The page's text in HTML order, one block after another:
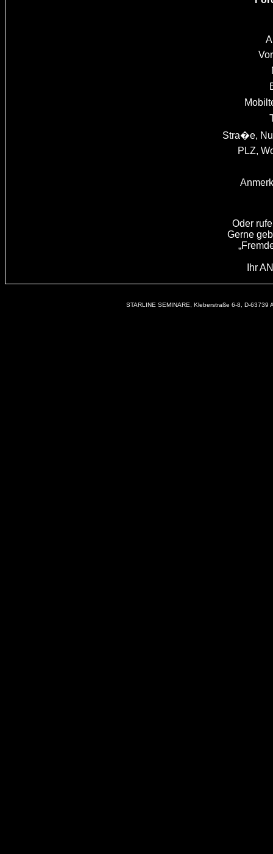
Stra�e,
PLZ,
Oder
Gerne
Ihr
STARLINE SEMINARE, Kleberstraße 6-8, D-